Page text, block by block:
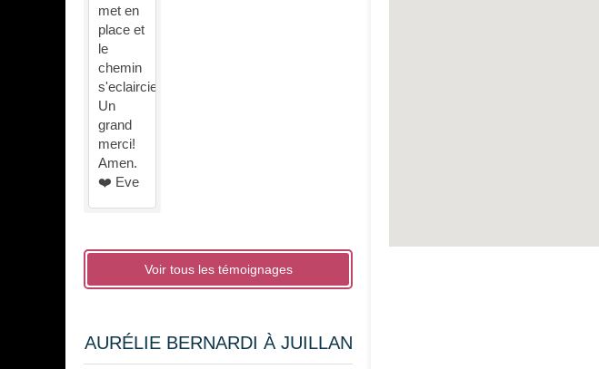
met en
place et
le
chemin
s'eclaircie.
Un
grand
merci!
Amen.
❤️ Eve
Voir tous les témoignages
AURÉLIE BERNARDI À JUILLAN